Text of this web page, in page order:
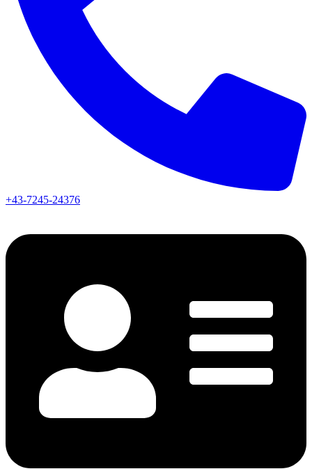
+43-7245-24376